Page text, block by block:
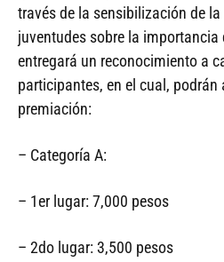
través de la sensibilización de
juventudes sobre la importancia
entregará un reconocimiento a
participantes, en el cual, podrán
premiación:
– Categoría A:
– 1er lugar: 7,000 pesos
– 2do lugar: 3,500 pesos